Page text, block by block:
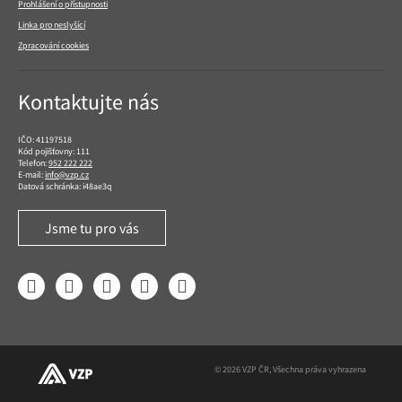
Prohlášení o přístupnosti
Linka pro neslyšící
Zpracování cookies
Kontaktujte nás
IČO: 41197518
Kód pojišťovny: 111
Telefon:952 222 222
E-mail:info@vzp.cz
Datová schránka: i48ae3q
Jsme tu pro vás
FacebookLinkedIn YouTube InstagramTwitter
© 2026 VZP ČR, Všechna práva vyhrazena